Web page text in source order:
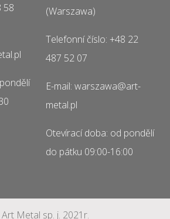
58
(Warszawa)
Telefonní číslo: +48 22
487 52 07
E-mail: warszawa@art-
metal.pl
Otevírací doba: od pondělí
do pátku 09:00-16:00
Art Metal sp. j. 2021r.